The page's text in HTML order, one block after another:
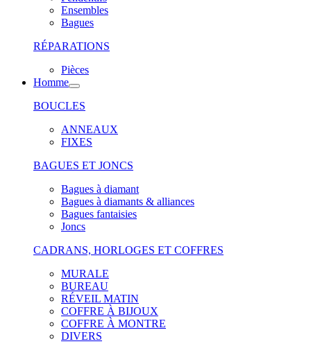
Ensembles
Bagues
RÉPARATIONS
Pièces
Homme
BOUCLES
ANNEAUX
FIXES
BAGUES ET JONCS
Bagues à diamant
Bagues à diamants & alliances
Bagues fantaisies
Joncs
CADRANS, HORLOGES ET COFFRES
MURALE
BUREAU
RÉVEIL MATIN
COFFRE À BIJOUX
COFFRE À MONTRE
DIVERS